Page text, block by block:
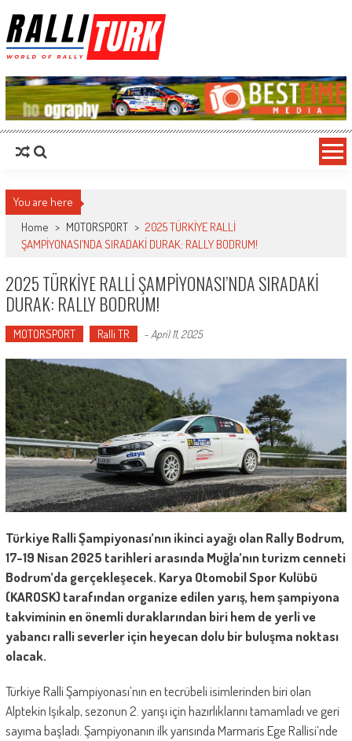
RalliTurk
You are here
Home > MOTORSPORT > 2025 TÜRKİYE RALLİ
ŞAMPİYONASI’NDA SIRADAKİ DURAK: RALLY BODRUM!
2025 TÜRKİYE RALLİ ŞAMPİYONASI’NDA SIRADAKİ
DURAK: RALLY BODRUM!
MOTORSPORT Ralli TR - April 11, 2025
Türkiye Ralli Şampiyonası’nın ikinci ayağı olan Rally Bodrum,
17-19 Nisan 2025 tarihleri arasında Muğla’nın turizm cenneti
Bodrum’da gerçekleşecek. Karya Otomobil Spor Kulübü
(KAROSK) tarafından organize edilen yarış, hem şampiyona
takviminin en önemli duraklarından biri hem de yerli ve
yabancı ralli severler için heyecan dolu bir buluşma noktası
olacak.
Türkiye Ralli Şampiyonası’nın en tecrübeli isimlerinden biri olan
Alptekin Işıkalp, sezonun 2. yarışı için hazırlıklarını tamamladı ve geri
sayıma başladı. Şampiyonanın ilk yarısında Marmaris Ege Rallisi’nde